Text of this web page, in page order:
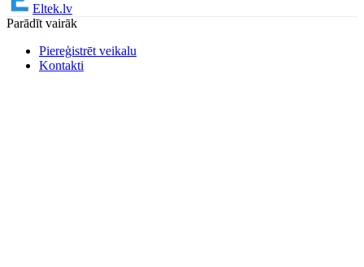
Eltek.lv
Parādīt vairāk
Piereģistrēt veikalu
Kontakti